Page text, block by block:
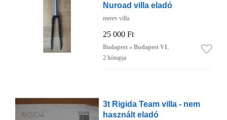
Nuroad villa eladó
merev villa
25 000 Ft
Budapest » Budapest VI.
2 hónapja
3t Rigida Team villa - nem
használt eladó